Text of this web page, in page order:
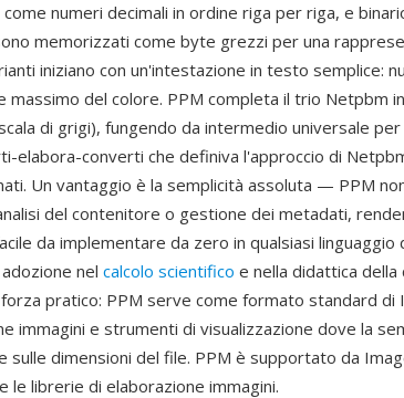
numeri decimali in ordine riga per riga, e
memorizzati come byte grezzi per una
iniziano con un'intestazione in testo semplice:
massimo del colore. PPM completa il trio Netpbm
di grigi), fungendo da intermedio universale per
elabora-converti che definiva l'approccio di
Un vantaggio è la semplicità assoluta — PPM
del contenitore o gestione dei metadati,
da implementare da zero in qualsiasi linguaggio
nel calcolo scientifico e nella didattica
pratico: PPM serve come formato standard di
immagini e strumenti di visualizzazione dove la
sulle dimensioni del file. PPM è supportato da
librerie di elaborazione immagini.